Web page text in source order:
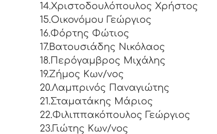
14.Χριστοδουλόπουλος Χρήστος
15.Οικονόμου Γεώργιος
16.Φόρτης Φώτιος
17.Βατουσιάδης Νικόλαος
18.Περόγαμβρος Μιχάλης
19.Ζήμος Κων/νος
20.Λαμπρινός Παναγιώτης
21.Σταματάκης Μάριος
22.Φιλιππακόπουλος Γεώργιος
23.Γιώτης Κων/νος